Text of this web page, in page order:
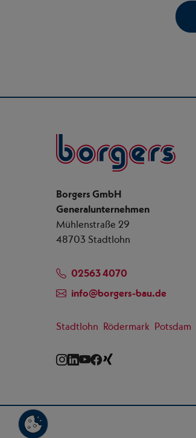
Borgers GmbH
Generalunternehmen
Mühlenstraße 29
48703 Stadtlohn
02563 4070
info@borgers-bau.de
Stadtlohn Rödermark Potsdam
Instagram
LinkedIn
YouTube
Facebook